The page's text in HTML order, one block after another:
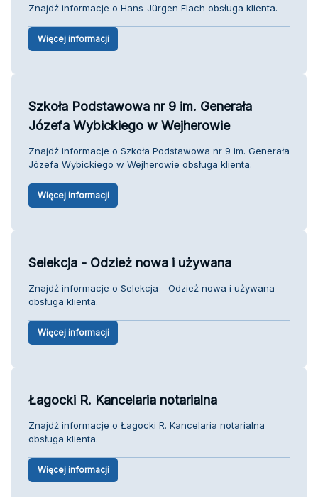
Znajdź informacje o Hans-Jürgen Flach obsługa klienta.
Więcej informacji
Szkoła Podstawowa nr 9 im. Generała
Józefa Wybickiego w Wejherowie
Znajdź informacje o Szkoła Podstawowa nr 9 im. Generała
Józefa Wybickiego w Wejherowie obsługa klienta.
Więcej informacji
Selekcja - Odzież nowa i używana
Znajdź informacje o Selekcja - Odzież nowa i używana
obsługa klienta.
Więcej informacji
Łagocki R. Kancelaria notarialna
Znajdź informacje o Łagocki R. Kancelaria notarialna
obsługa klienta.
Więcej informacji